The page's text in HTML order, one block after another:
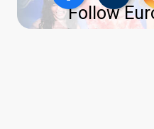
Follow